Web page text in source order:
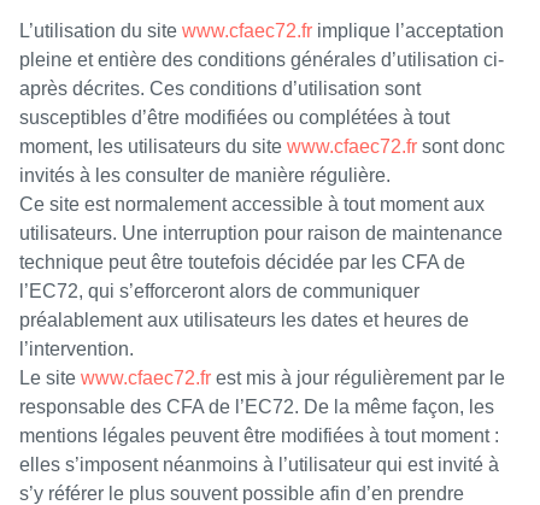
L’utilisation du site www.cfaec72.fr implique l’acceptation
pleine et entière des conditions générales d’utilisation ci-
après décrites. Ces conditions d’utilisation sont
susceptibles d’être modifiées ou complétées à tout
moment, les utilisateurs du site www.cfaec72.fr sont donc
invités à les consulter de manière régulière.
Ce site est normalement accessible à tout moment aux
utilisateurs. Une interruption pour raison de maintenance
technique peut être toutefois décidée par les CFA de
l’EC72, qui s’efforceront alors de communiquer
préalablement aux utilisateurs les dates et heures de
l’intervention.
Le site www.cfaec72.fr est mis à jour régulièrement par le
responsable des CFA de l’EC72. De la même façon, les
mentions légales peuvent être modifiées à tout moment :
elles s’imposent néanmoins à l’utilisateur qui est invité à
s’y référer le plus souvent possible afin d’en prendre